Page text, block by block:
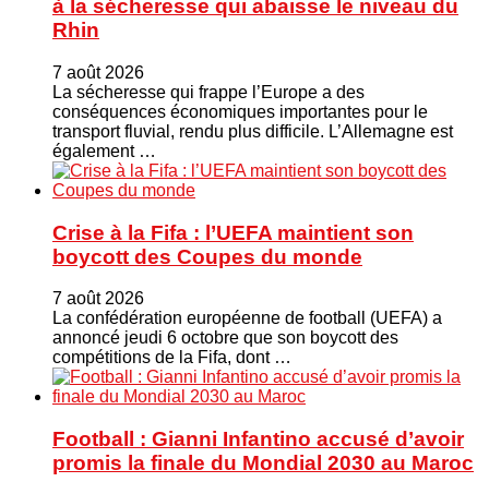
à la sécheresse qui abaisse le niveau du
Rhin
7 août 2026
La sécheresse qui frappe l’Europe a des
conséquences économiques importantes pour le
transport fluvial, rendu plus difficile. L’Allemagne est
également …
Crise à la Fifa : l’UEFA maintient son
boycott des Coupes du monde
7 août 2026
La confédération européenne de football (UEFA) a
annoncé jeudi 6 octobre que son boycott des
compétitions de la Fifa, dont …
Football : Gianni Infantino accusé d’avoir
promis la finale du Mondial 2030 au Maroc